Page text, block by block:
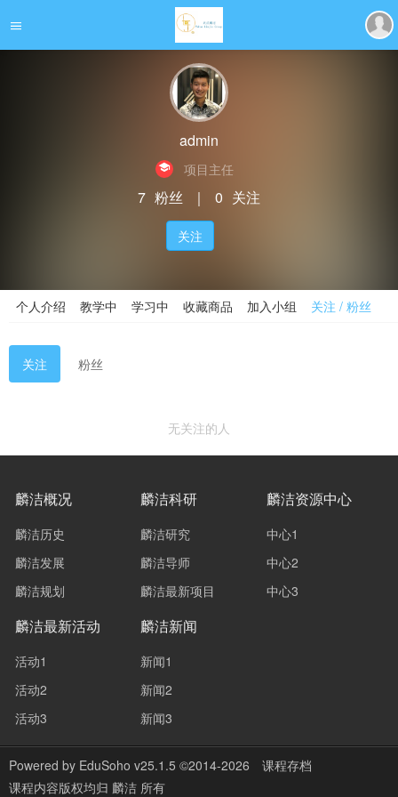
admin
项目主任
7 粉丝 ｜ 0 关注
关注
个人介绍 教学中 学习中 收藏商品 加入小组 关注 / 粉丝
关注 粉丝
无关注的人
麟洁概况
麟洁历史
麟洁发展
麟洁规划
麟洁科研
麟洁研究
麟洁导师
麟洁最新项目
麟洁资源中心
中心1
中心2
中心3
麟洁最新活动
活动1
活动2
活动3
麟洁新闻
新闻1
新闻2
新闻3
Powered by EduSoho v25.1.5 ©2014-2026
课程存档
课程内容版权均归 麟洁 所有